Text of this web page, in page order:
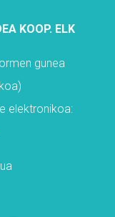
KOOP. ELK
gunea
elektronikoa: